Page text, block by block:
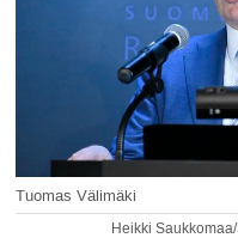
Tuomas Välimäki
Heikki